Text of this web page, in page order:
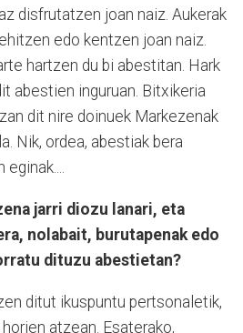
disfrutatzen joan naiz. Aukerak
edo kentzen joan naiz.
hartzen du bi abestitan. Hark
abestien inguruan. Bitxikeria
dit nire doinuek Markezenak
Nik, ordea, abestiak bera
jarri diozu lanari, eta
nolabait, burutapenak edo
dituzu abestietan?
ditut ikuspuntu pertsonaletik,
atzean. Esaterako,